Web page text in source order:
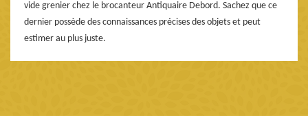
vide grenier chez le brocanteur Antiquaire Debord. Sachez que ce
dernier possède des connaissances précises des objets et peut
estimer au plus juste.